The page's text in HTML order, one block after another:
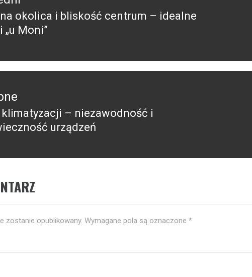
okolica i bliskość centrum – idealne
„u Moni”
klimatyzacji – niezawodność i
urządzeń
zostanie opublikowany. Wymagane pola są oznaczone *